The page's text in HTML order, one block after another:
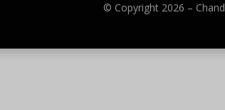
© Copyright 2026 –